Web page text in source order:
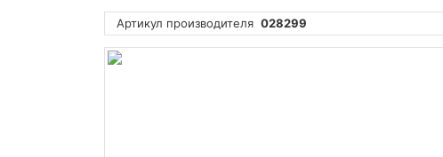
Артикул производителя 028299